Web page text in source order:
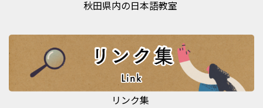
秋田県内の日本語教室
リンク集